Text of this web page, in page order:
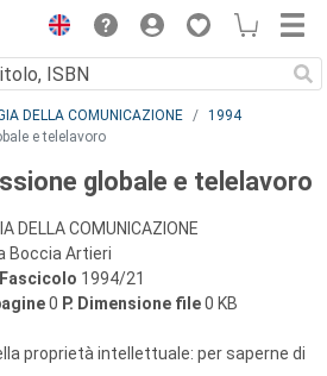
DELLA COMUNICAZIONE
1994
e telelavoro
globale e telelavoro
DELLA COMUNICAZIONE
Boccia Artieri
Fascicolo 1994/21
0 P. Dimensione file0 KB
proprietà intellettuale: per saperne di